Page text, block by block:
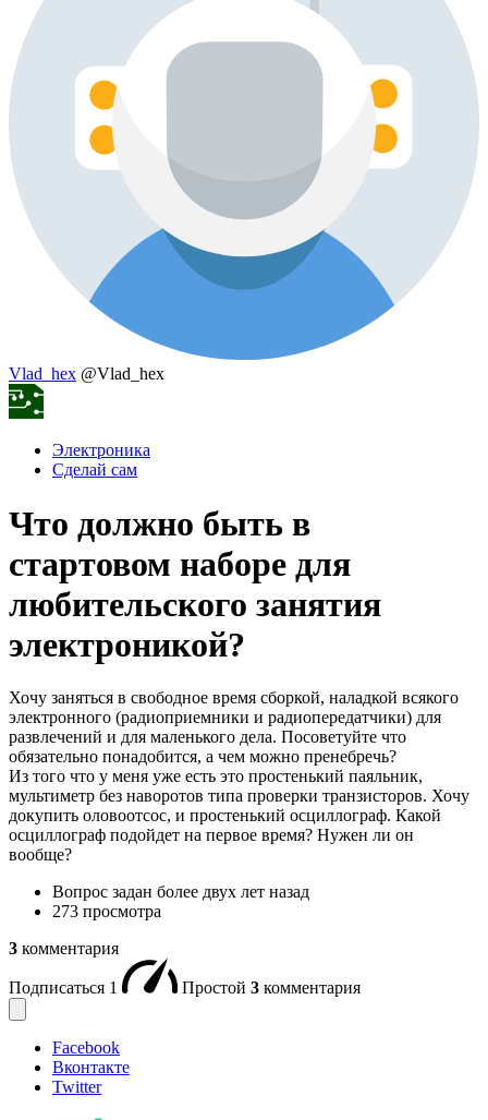
Vlad_hex @Vlad_hex
Электроника
Сделай сам
Что должно быть в
стартовом наборе для
любительского занятия
электроникой?
Хочу заняться в свободное время сборкой, наладкой всякого
электронного (радиоприемники и радиопередатчики) для
развлечений и для маленького дела. Посоветуйте что
обязательно понадобится, а чем можно пренебречь?
Из того что у меня уже есть это простенький паяльник,
мультиметр без наворотов типа проверки транзисторов. Хочу
докупить оловоотсос, и простенький осциллограф. Какой
осциллограф подойдет на первое время? Нужен ли он
вообще?
Вопрос задан более двух лет назад
273 просмотра
3 комментария
Подписаться 1 Простой 3 комментария
Facebook
Вконтакте
Twitter